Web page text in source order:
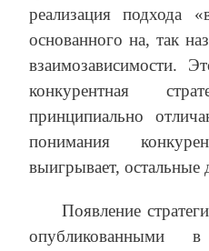
реализация подхода
основанного на, так
взаимозависимости.
конкурентная
принципиально
понимания
выигрывает,
Появление
опубликованными